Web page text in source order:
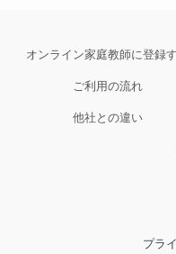
オンライン家庭教師に登録
ご利用の流れ
他社との違い
プラ